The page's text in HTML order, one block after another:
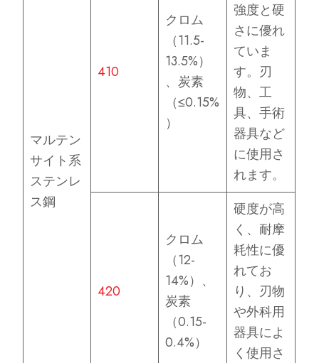
マルテン
サイト系
ステンレ
ス鋼
410
クロム
（11.5-
13.5%）
、炭素
（≤0.15%
）
強度と硬
さに優れ
ていま
す。刃
物、工
具、手術
器具など
に使用さ
れます。
420
クロム
（12-
14%）、
炭素
（0.15-
0.4%）
硬度が高
く、耐摩
耗性に優
れてお
り、刃物
や外科用
器具によ
く使用さ